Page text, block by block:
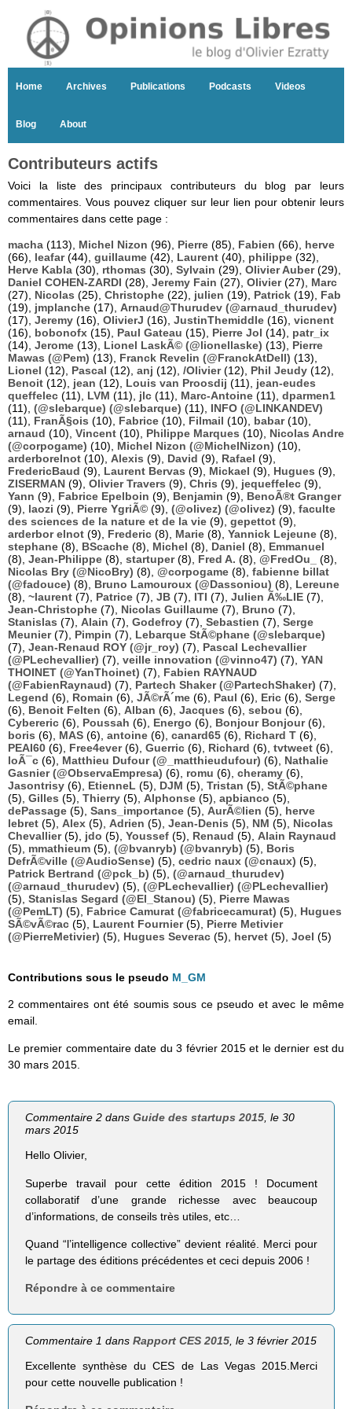
Home Archives Publications Podcasts Videos
Blog About
Contributeurs actifs
Voici la liste des principaux contributeurs du blog par leurs
commentaires. Vous pouvez cliquer sur leur lien pour obtenir leurs
commentaires dans cette page :
macha (113), Michel Nizon (96), Pierre (85), Fabien (66), herve
(66), leafar(44), guillaume (42), Laurent (40), philippe (32),
Herve Kabla (30), rthomas (30), Sylvain (29), Olivier Auber(29),
Daniel COHEN-ZARDI (28), Jeremy Fain (27), Olivier(27), Marc
(27), Nicolas (25), Christophe (22), julien (19), Patrick (19), Fab
(19), jmplanche (17), Arnaud@Thurudev (@arnaud_thurudev)
(17), Jeremy (16), OlivierJ (16), JustinThemiddle (16), vicnent
(16), bobonofx (15), Paul Gateau (15), Pierre Jol (14), patr_ix
(14), Jerome (13), Lionel LaskÃ© (@lionellaske) (13), Pierre
Mawas (@Pem) (13), Franck Revelin (@FranckAtDell) (13),
Lionel (12), Pascal (12), anj (12), /Olivier(12), Phil Jeudy (12),
Benoit (12), jean (12), Louis van Proosdij (11), jean-eudes
queffelec (11), LVM (11), jlc (11), Marc-Antoine (11), dparmen1
(11), (@slebarque) (@slebarque) (11), INFO (@LINKANDEV)
(11), FranÃ§ois (10), Fabrice (10), Filmail (10), babar(10),
arnaud (10), Vincent (10), Philippe Marques (10), Nicolas Andre
(@corpogame) (10), Michel Nizon (@MichelNizon) (10),
arderborelnot (10), Alexis (9), David (9), Rafael (9),
FredericBaud (9), Laurent Bervas (9), Mickael (9), Hugues (9),
ZISERMAN (9), Olivier Travers (9), Chris (9), jequeffelec (9),
Yann (9), Fabrice Epelboin (9), Benjamin (9), BenoÃ®t Granger
(9), laozi (9), Pierre YgriÃ© (9), (@olivez) (@olivez) (9), faculte
des sciences de la nature et de la vie (9), gepettot (9),
arderbor elnot (9), Frederic (8), Marie (8), Yannick Lejeune (8),
stephane (8), BScache (8), Michel (8), Daniel (8), Emmanuel
(8), Jean-Philippe (8), startuper(8), Fred A. (8), @FredOu_
(8),
Nicolas Bry (@NicoBry) (8), @corpogame (8), fabienne billat
(@fadouce) (8), Bruno Lamouroux (@Dassoniou) (8), Lereune
(8), ~laurent (7), Patrice (7), JB (7), ITI (7), Julien Ã‰LIE (7),
Jean-Christophe (7), Nicolas Guillaume (7), Bruno (7),
Stanislas (7), Alain (7), Godefroy (7), Sebastien (7), Serge
Meunier(7), Pimpin (7), Lebarque StÃ©phane (@slebarque)
(7), Jean-Renaud ROY (@jr_roy) (7), Pascal Lechevallier
(@PLechevallier) (7), veille innovation (@vinno47) (7), YAN
THOINET (@YanThoinet) (7), Fabien RAYNAUD
(@FabienRaynaud) (7), Partech Shaker (@PartechShaker) (7),
Legend (6), Romain (6), JÃ©rÃ´me (6), Paul (6), Eric (6), Serge
(6), Benoit Felten (6), Alban (6), Jacques (6), sebou (6),
Cybereric (6), Poussah (6), Energo (6), Bonjour Bonjour(6),
boris (6), MAS (6), antoine (6), canard65 (6), Richard T (6),
PEAI60 (6), Free4ever(6), Guerric (6), Richard (6), tvtweet (6),
loÃ¯c (6), Matthieu Dufour (@_matthieudufour) (6), Nathalie
Gasnier (@ObservaEmpresa) (6), romu (6), cheramy (6),
Jasontrisy (6), EtienneL (5), DJM (5), Tristan (5), StÃ©phane
(5), Gilles (5), Thierry (5), Alphonse (5), apbianco (5),
dePassage (5), Sans_importance (5), AurÃ©lien (5), herve
lebret (5), Alex (5), Adrien (5), Jean-Denis (5), NM (5), Nicolas
Chevallier(5), jdo (5), Youssef (5), Renaud (5), Alain Raynaud
(5), mmathieum (5), (@bvanryb) (@bvanryb) (5), Boris
DefrÃ©ville (@AudioSense) (5), cedric naux (@cnaux) (5),
Patrick Bertrand (@pck_b) (5), (@arnaud_thurudev)
(@arnaud_thurudev) (5), (@PLechevallier) (@PLechevallier)
(5), Stanislas Segard (@El_Stanou) (5), Pierre Mawas
(@PemLT) (5), Fabrice Camurat (@fabricecamurat) (5), Hugues
SÃ©vÃ©rac (5), Laurent Fournier(5), Pierre Metivier
(@PierreMetivier) (5), Hugues Severac (5), hervet (5), Joel (5)
Contributions sous le pseudo M_GM
2 commentaires ont été soumis sous ce pseudo et avec le même
email.
Le premier commentaire date du 3 février 2015 et le dernier est du
30 mars 2015.
Commentaire 2 dansGuide des startups 2015, le 30
mars 2015
Hello Olivier,
Superbe travail pour cette édition 2015 ! Document
collaboratif d’une grande richesse avec beaucoup
d’informations, de conseils très utiles, etc…
Quand “l’intelligence collective” devient réalité. Merci pour
le partage des éditions précédentes et ceci depuis 2006 !
Répondre à ce commentaire
Commentaire 1 dansRapport CES 2015 , le 3 février 2015
Excellente synthèse du CES de Las Vegas 2015.Merci
pour cette nouvelle publication !